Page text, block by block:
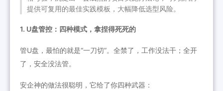
提供可复用的最佳实践模板，大幅降低选型风险。
1. U盘管控：四种模式，拿捏得死死的
管U盘，最怕的就是“一刀切”。全禁了，工作没法干；全开
了，安全没法管。
安企神的做法很聪明，它给了你四种武器：